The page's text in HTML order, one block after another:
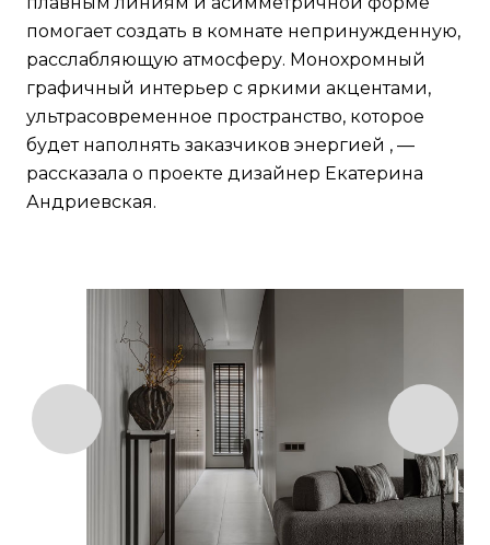
помогает создать в комнате непринужденную,
расслабляющую атмосферу. Монохромный
графичный интерьер с яркими акцентами,
ультрасовременное пространство, которое
будет наполнять заказчиков энергией , —
рассказала о проекте дизайнер Екатерина
Андриевская.